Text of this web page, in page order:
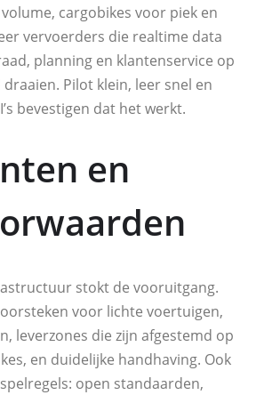
cargobikes voor piek en
vervoerders die realtime data
planning en klantenservice op
Pilot klein, leer snel en
bevestigen dat het werkt.
en
stokt de vooruitgang.
voor lichte voertuigen,
leverzones die zijn afgestemd op
en duidelijke handhaving. Ook
open standaarden,